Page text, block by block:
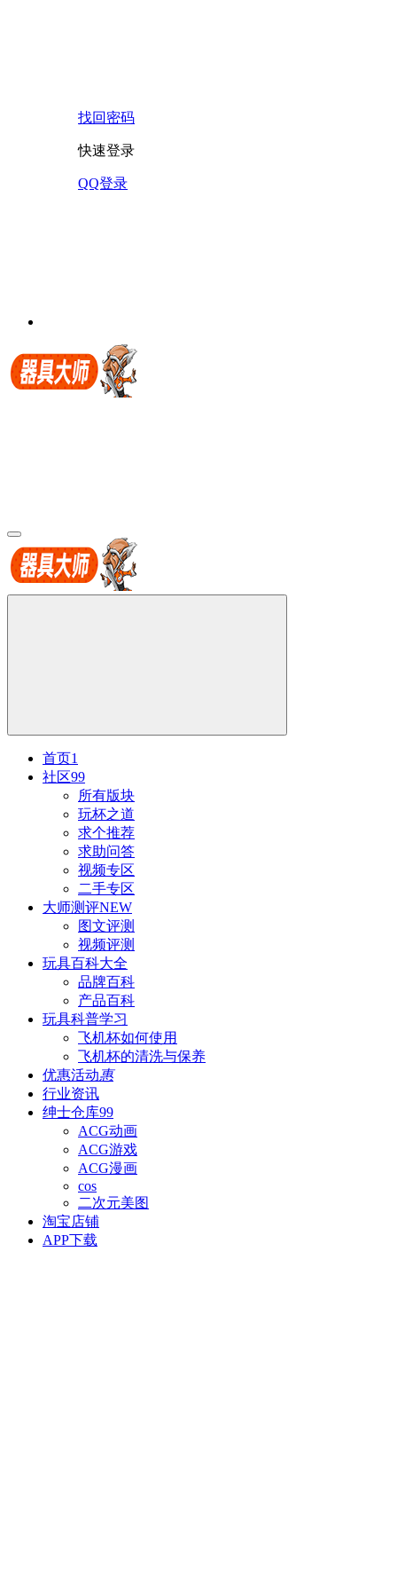
找回密码
快速登录
QQ登录
首页1
社区99
所有版块
玩杯之道
求个推荐
求助问答
视频专区
二手专区
大师测评NEW
图文评测
视频评测
玩具百科大全
品牌百科
产品百科
玩具科普学习
飞机杯如何使用
飞机杯的清洗与保养
优惠活动惠
行业资讯
绅士仓库99
ACG动画
ACG游戏
ACG漫画
cos
二次元美图
淘宝店铺
APP下载